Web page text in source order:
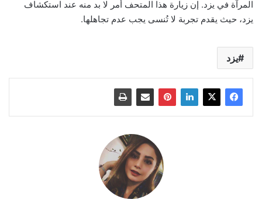
المرآة في يزد. إن زيارة هذا المتحف أمر لا بد منه عند استكشاف
يزد، حيث يقدم تجربة لا تُنسى يجب عدم تجاهلها.
يزد